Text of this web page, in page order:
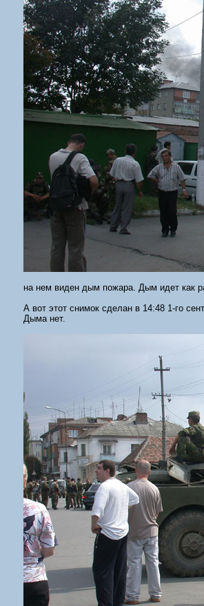
на нем виден дым пожара. Дым идет как
А вот этот снимок сделан в 14:48 1-го
Дыма нет.